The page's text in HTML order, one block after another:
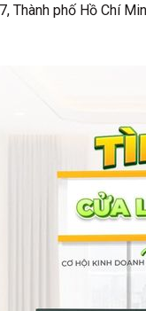
Thành phố Hồ Chí